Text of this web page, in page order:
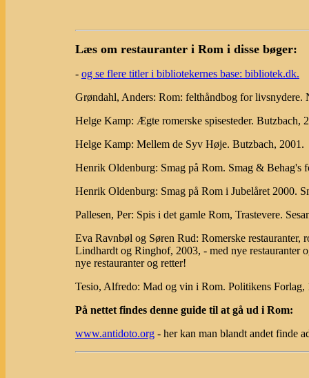
Læs om restauranter i Rom i disse bøger:
- og se flere titler i bibliotekernes base: bibliotek.dk.
Grøndahl, Anders: Rom: felthåndbog for
Helge Kamp: Ægte romerske spisesteder. Butzbach,
Helge Kamp: Mellem de Syv Høje. Butzbach, 2001.
Henrik Oldenburg: Smag på Rom. Smag & Behag's
Henrik Oldenburg: Smag på Rom i Jubelåret 2000.
Pallesen, Per: Spis i det gamle Rom, Trastevere.
Eva Ravnbøl og Søren Rud: Romerske
Lindhardt og Ringhof, 2003, - med nye restauranter
nye restauranter og retter!
Tesio, Alfredo: Mad og vin i Rom. Politikens Forlag,
På nettet findes denne guide til at gå ud i Rom:
www.antidoto.org - her kan man blandt andet finde